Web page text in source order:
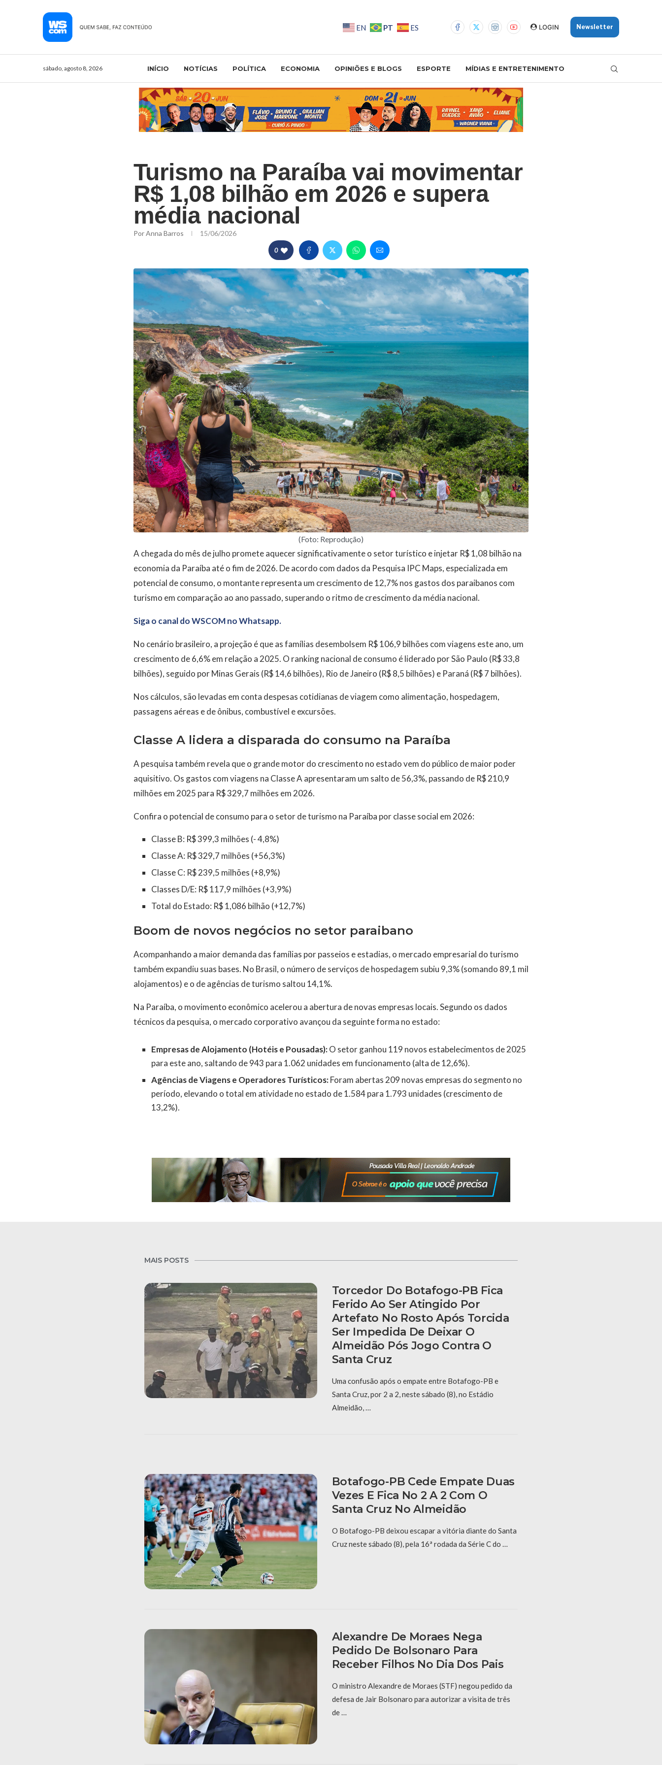
EN PT ES LOGIN Newsletter
sábado, agosto 8, 2026 INÍCIO NOTÍCIAS POLÍTICA ECONOMIA OPINIÕES E BLOGS ESPORTE MÍDIAS E ENTRETENIMENTO
Turismo na Paraíba vai movimentar
R$ 1,08 bilhão em 2026 e supera
média nacional
PorAnna Barros 15/06/2026
0
(Foto: Reprodução)
A chegada do mês de julho promete aquecer significativamente o setor turístico e injetar R$ 1,08 bilhão na
economia da Paraíba até o fim de 2026. De acordo com dados da Pesquisa IPC Maps, especializada em
potencial de consumo, o montante representa um crescimento de 12,7% nos gastos dos paraibanos com
turismo em comparação ao ano passado, superando o ritmo de crescimento da média nacional.
Siga o canal do WSCOM no Whatsapp.
No cenário brasileiro, a projeção é que as famílias desembolsem R$ 106,9 bilhões com viagens este ano, um
crescimento de 6,6% em relação a 2025. O ranking nacional de consumo é liderado por São Paulo (R$ 33,8
bilhões), seguido por Minas Gerais (R$ 14,6 bilhões), Rio de Janeiro (R$ 8,5 bilhões) e Paraná (R$ 7 bilhões).
Nos cálculos, são levadas em conta despesas cotidianas de viagem como alimentação, hospedagem,
passagens aéreas e de ônibus, combustível e excursões.
Classe A lidera a disparada do consumo na Paraíba
A pesquisa também revela que o grande motor do crescimento no estado vem do público de maior poder
aquisitivo. Os gastos com viagens na Classe A apresentaram um salto de 56,3%, passando de R$ 210,9
milhões em 2025 para R$ 329,7 milhões em 2026.
Confira o potencial de consumo para o setor de turismo na Paraíba por classe social em 2026:
Classe B: R$ 399,3 milhões (- 4,8%)
Classe A: R$ 329,7 milhões (+56,3%)
Classe C: R$ 239,5 milhões (+8,9%)
Classes D/E: R$ 117,9 milhões (+3,9%)
Total do Estado: R$ 1,086 bilhão (+12,7%)
Boom de novos negócios no setor paraibano
Acompanhando a maior demanda das famílias por passeios e estadias, o mercado empresarial do turismo
também expandiu suas bases. No Brasil, o número de serviços de hospedagem subiu 9,3% (somando 89,1 mil
alojamentos) e o de agências de turismo saltou 14,1%.
Na Paraíba, o movimento econômico acelerou a abertura de novas empresas locais. Segundo os dados
técnicos da pesquisa, o mercado corporativo avançou da seguinte forma no estado:
Empresas de Alojamento (Hotéis e Pousadas):O setor ganhou 119 novos estabelecimentos de 2025
para este ano, saltando de 943 para 1.062 unidades em funcionamento (alta de 12,6%).
Agências de Viagens e Operadores Turísticos:Foram abertas 209 novas empresas do segmento no
período, elevando o total em atividade no estado de 1.584 para 1.793 unidades (crescimento de
13,2%).
MAIS POSTS
Torcedor Do Botafogo-PB Fica
Ferido Ao Ser Atingido Por
Artefato No Rosto Após Torcida
Ser Impedida De Deixar O
Almeidão Pós Jogo Contra O
Santa Cruz
Uma confusão após o empate entre Botafogo-PB e
Santa Cruz, por 2 a 2, neste sábado (8), no Estádio
Almeidão, …
Botafogo-PB Cede Empate Duas
Vezes E Fica No 2 A 2 Com O
Santa Cruz No Almeidão
O Botafogo-PB deixou escapar a vitória diante do Santa
Cruz neste sábado (8), pela 16ª rodada da Série C do …
Alexandre De Moraes Nega
Pedido De Bolsonaro Para
Receber Filhos No Dia Dos Pais
O ministro Alexandre de Moraes (STF) negou pedido da
defesa de Jair Bolsonaro para autorizar a visita de três
de …